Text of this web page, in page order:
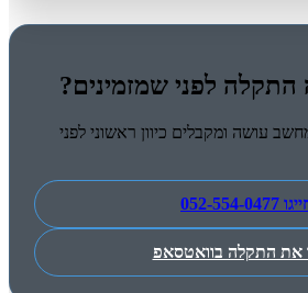
התקלה לפני שמזמינים?
עושה ומקבלים כיוון ראשוני לפני
052-554-0477
את התקלה בוואטסאפ